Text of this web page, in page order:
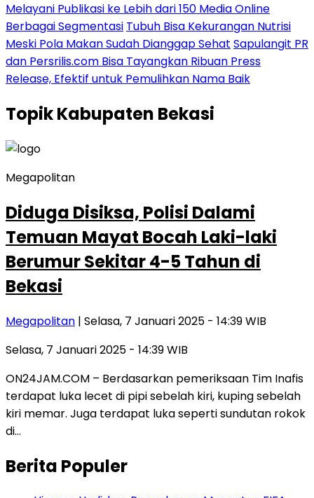
Melayani Publikasi ke Lebih dari 150 Media Online
Berbagai Segmentasi Tubuh Bisa Kekurangan Nutrisi
Meski Pola Makan Sudah Dianggap Sehat Sapulangit PR
dan Persrilis.com Bisa Tayangkan Ribuan Press
Release, Efektif untuk Pemulihkan Nama Baik
TopikKabupaten Bekasi
Megapolitan
Diduga Disiksa, Polisi Dalami
Temuan Mayat Bocah Laki-laki
Berumur Sekitar 4-5 Tahun di
Bekasi
Megapolitan | Selasa, 7 Januari 2025 - 14:39 WIB
Selasa, 7 Januari 2025 - 14:39 WIB
ON24JAM.COM – Berdasarkan pemeriksaan Tim Inafis
terdapat luka lecet di pipi sebelah kiri, kuping sebelah
kiri memar. Juga terdapat luka seperti sundutan rokok
di…
Berita Populer